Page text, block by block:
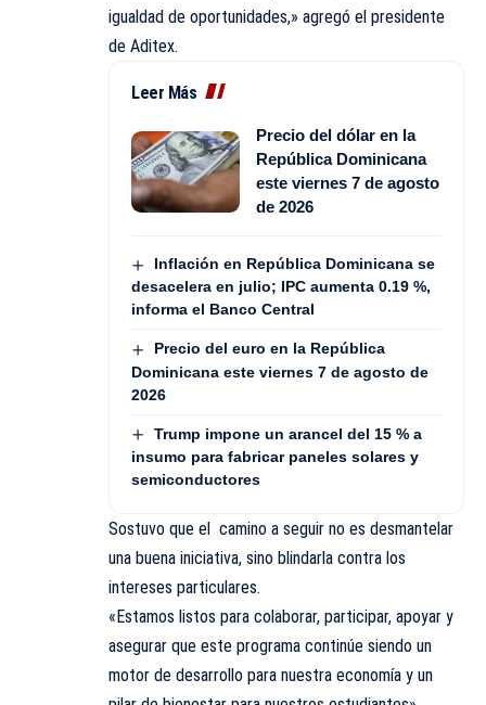
igualdad de oportunidades,» agregó el presidente
de Aditex.
Leer Más
Precio del dólar en la
República Dominicana
este viernes 7 de agosto
de 2026
Inflación en República Dominicana se
desacelera en julio; IPC aumenta 0.19 %,
informa el Banco Central
Precio del euro en la República
Dominicana este viernes 7 de agosto de
2026
Trump impone un arancel del 15 % a
insumo para fabricar paneles solares y
semiconductores
Sostuvo que el camino a seguir no es desmantelar
una buena iniciativa, sino blindarla contra los
intereses particulares.
«Estamos listos para colaborar, participar, apoyar y
asegurar que este programa continúe siendo un
motor de desarrollo para nuestra economía y un